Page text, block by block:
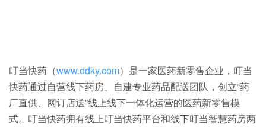
叮当快药（www.ddky.com）是一家医药新零售企业，叮当
快药通过自营线下药房、自建专业药品配送团队，创立“药
厂直供、网订店送”线上线下一体化运营的医药新零售模
式。叮当快药拥有线上叮当快药平台和线下叮当智慧药房两